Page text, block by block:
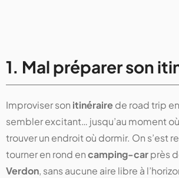
1. Mal préparer son
Improviser son itinérairede road trip
sembler excitant… jusqu’au moment
trouver un endroit où dormir. On s’est
tourner en rond encamping-carprès
Verdon, sans aucune aire libre à